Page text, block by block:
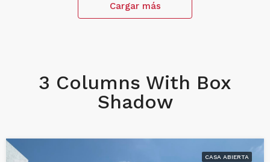
Cargar más
3 Columns With Box
Shadow
CASA ABIERTA